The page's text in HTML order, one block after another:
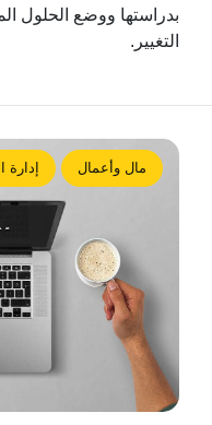
بدراستها ووضع الحلول
التغيير.
مال وأعمال إدارة